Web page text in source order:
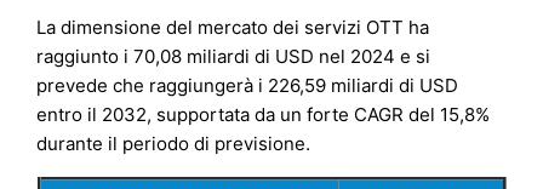
La dimensione del mercato dei servizi OTT ha
raggiunto i 70,08 miliardi di USD nel 2024 e si
prevede che raggiungerà i 226,59 miliardi di USD
entro il 2032, supportata da un forte CAGR del 15,8%
durante il periodo di previsione.